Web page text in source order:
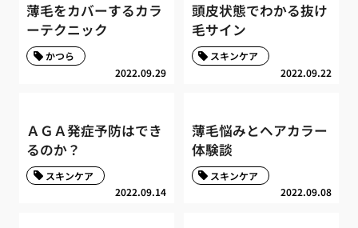
薄毛をカバーするカラ
ーテクニック
2022.09.29
かつら
頭皮状態でわかる抜け
毛サイン
2022.09.22
スキンケア
ＡＧＡ発症予防はでき
るのか？
2022.09.14
スキンケア
薄毛悩みとヘアカラー
体験談
2022.09.08
スキンケア